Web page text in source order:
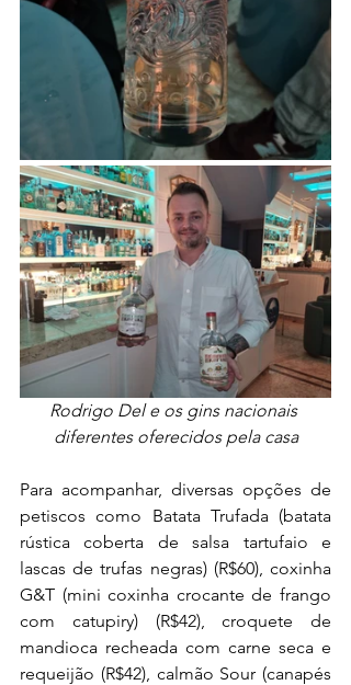
Rodrigo Del e os gins nacionais
diferentes oferecidos pela casa
Para acompanhar, diversas opções de
petiscos como Batata Trufada (batata
rústica coberta de salsa tartufaio e
lascas de trufas negras) (R$60), coxinha
G&T (mini coxinha crocante de frango
com catupiry) (R$42), croquete de
mandioca recheada com carne seca e
requeijão (R$42), calmão Sour (canapés